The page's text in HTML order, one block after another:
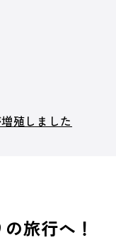
殖しました
旅行へ！